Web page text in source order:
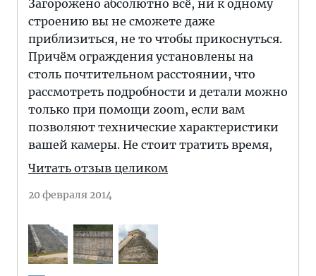
Загорожено абсолютно всё, ни к одному
строению вы не сможете даже
приблизиться, не то чтобы прикоснуться.
Причём ограждения установлены на
столь почтительном расстоянии, что
рассмотреть подробности и детали можно
только при помощи zoom, если вам
позволяют технические характеристики
вашей камеры. Не стоит тратить время,
Читать отзыв целиком
20 февраля 2014